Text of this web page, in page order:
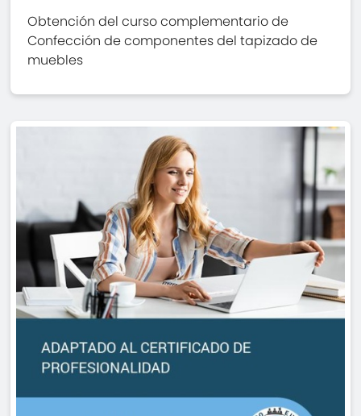
Obtención del curso complementario de
Confección de componentes del tapizado de
muebles